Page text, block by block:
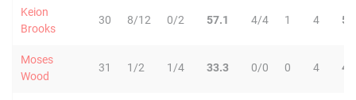
Keion
Brooks
30 8/12 0/2 57.1 4/4 1 4 5
Moses
Wood
31 1/2 1/4 33.3 0/0 0 4 4